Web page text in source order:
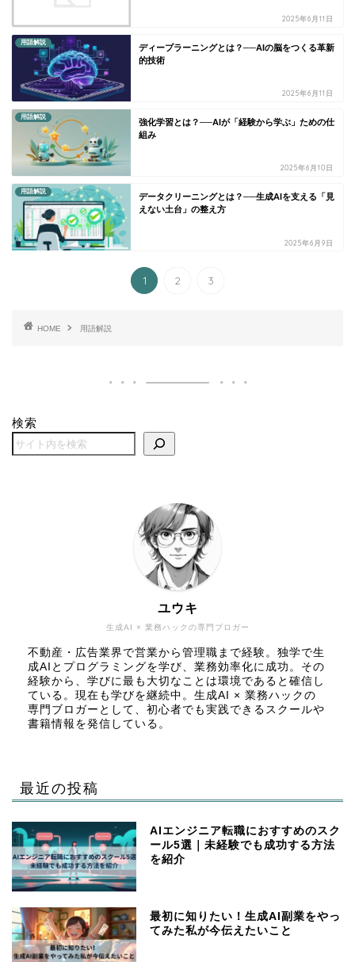
2025年6月11日
用語解説
ディープラーニングとは？──AIの脳をつくる革新
的技術
2025年6月11日
用語解説
強化学習とは？──AIが「経験から学ぶ」ための仕
組み
2025年6月10日
用語解説
データクリーニングとは？──生成AIを支える「見
えない土台」の整え方
2025年6月9日
1 2 3
HOME 用語解説
検索
生成AI × 業務ハックの専門ブロガー
ユウキ
不動産・広告業界で営業から管理職まで経験。独学で生
成AIとプログラミングを学び、業務効率化に成功。その
経験から、学びに最も大切なことは環境であると確信し
ている。現在も学びを継続中。生成AI × 業務ハックの
専門ブロガーとして、初心者でも実践できるスクールや
書籍情報を発信している。
最近の投稿
AIエンジニア転職におすすめのスク
ール5選｜未経験でも成功する方法
を紹介
最初に知りたい！生成AI副業をやっ
てみた私が今伝えたいこと